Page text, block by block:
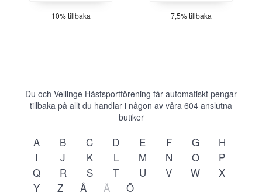
10% tillbaka 7,5% tillbaka
Du och Vellinge Hästsportförening får automatiskt pengar
tillbaka på allt du handlar i någon av våra 604 anslutna
butiker
A B C D E F G
H
I
J K L M N O
P
Q
R S T U V W
X
Y
Z Å Ä Ö